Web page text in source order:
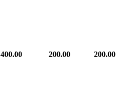
400.00 200.00 200.00